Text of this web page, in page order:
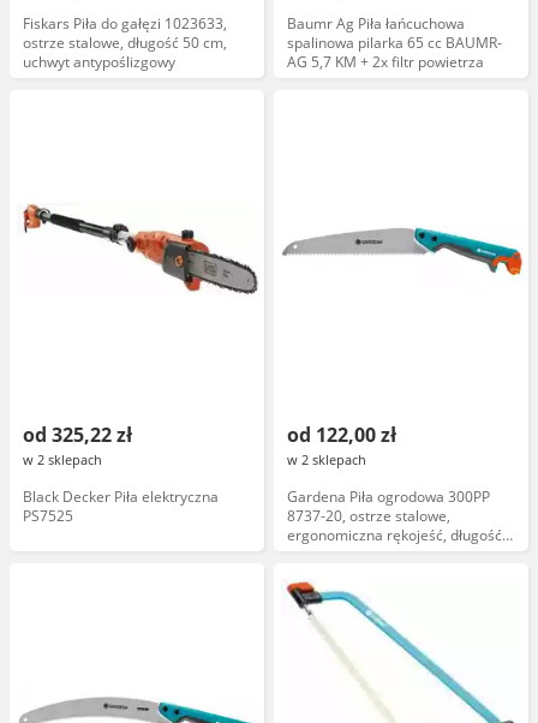
Fiskars Piła do gałęzi 1023633,
ostrze stalowe, długość 50 cm,
uchwyt antypoślizgowy
Baumr Ag Piła łańcuchowa
spalinowa pilarka 65 cc BAUMR-
AG 5,7 KM + 2x filtr powietrza
od 325,22 zł
w 2 sklepach
Black Decker Piła elektryczna
PS7525
od 122,00 zł
w 2 sklepach
Gardena Piła ogrodowa 300PP
8737-20, ostrze stalowe,
ergonomiczna rękojeść, długość
300 mm